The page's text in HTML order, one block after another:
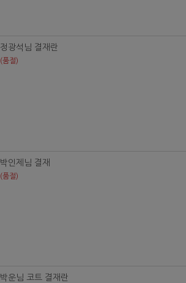
정광석님 결재란
(품절)
박인제님 결재
(품절)
박운님 코트 결재란